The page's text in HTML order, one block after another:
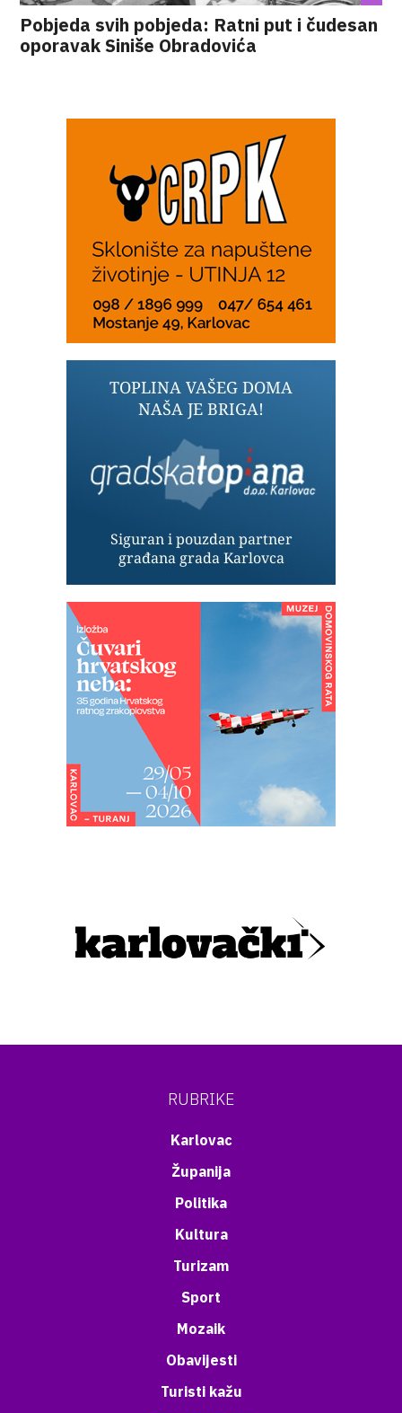
Pobjeda svih pobjeda: Ratni put i čudesan
oporavak Siniše Obradovića
RUBRIKE
Karlovac
Županija
Politika
Kultura
Turizam
Sport
Mozaik
Obavijesti
Turisti kažu